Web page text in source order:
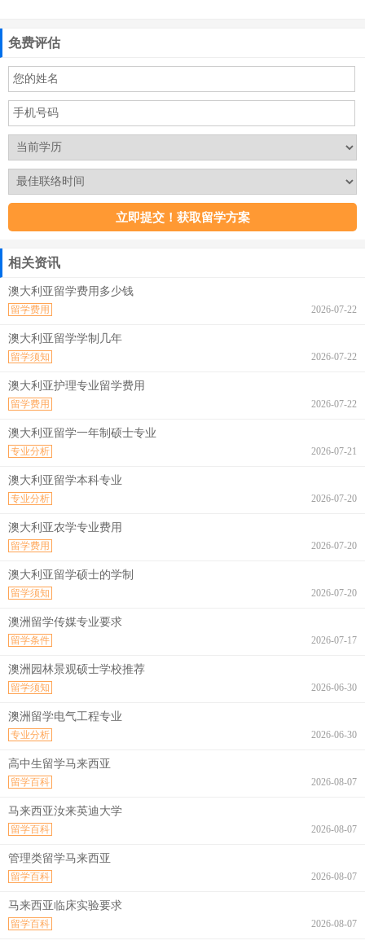
免费评估
相关资讯
澳大利亚留学费用多少钱
2026-07-22
留学费用
澳大利亚留学学制几年
2026-07-22
留学须知
澳大利亚护理专业留学费用
2026-07-22
留学费用
澳大利亚留学一年制硕士专业
2026-07-21
专业分析
澳大利亚留学本科专业
2026-07-20
专业分析
澳大利亚农学专业费用
2026-07-20
留学费用
澳大利亚留学硕士的学制
2026-07-20
留学须知
澳洲留学传媒专业要求
2026-07-17
留学条件
澳洲园林景观硕士学校推荐
2026-06-30
留学须知
澳洲留学电气工程专业
2026-06-30
专业分析
高中生留学马来西亚
2026-08-07
留学百科
马来西亚汝来英迪大学
2026-08-07
留学百科
管理类留学马来西亚
2026-08-07
留学百科
马来西亚临床实验要求
2026-08-07
留学百科